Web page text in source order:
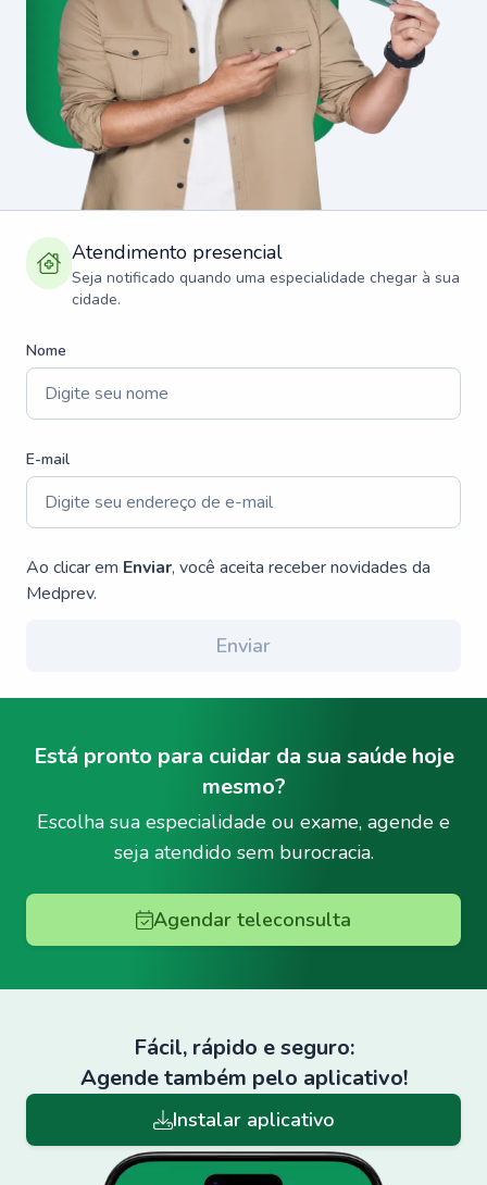
Atendimento presencial
Seja notificado quando uma especialidade chegar à sua
cidade.
Nome
E-mail
Ao clicar em Enviar, você aceita receber novidades da
Medprev.
Enviar
Está pronto para cuidar da sua saúde hoje
mesmo?
Escolha sua especialidade ou exame, agende e
seja atendido sem burocracia.
Agendar teleconsulta
Fácil, rápido e seguro:
Agende também pelo aplicativo!
Instalar aplicativo